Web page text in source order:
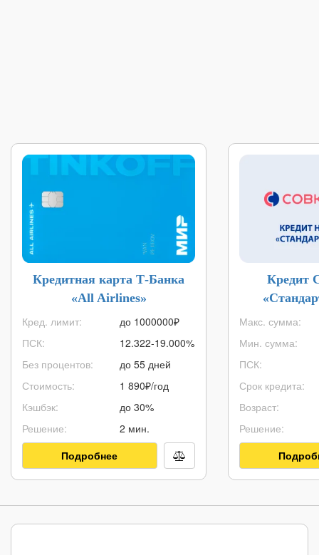
Кредитная карта Т-Банка
«All Airlines»
Кред. лимит:
ПСК:
Без процентов:
Стоимость:
Кэшбэк:
Решение:
до 1000000₽
12.322-19.000%
до 55 дней
1 890₽/год
до 30%
2 мин.
Подробнее
Кредит
Макс. сумма:
Мин. сумма:
ПСК:
Срок кредита:
Возраст:
Решение: